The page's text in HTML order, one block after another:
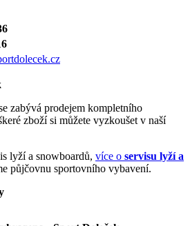
zabývá prodejem kompletního
zboží si můžete vyzkoušet v naší
lyží a snowboardů, více o servisu lyží a
půjčovnu sportovního vybavení.